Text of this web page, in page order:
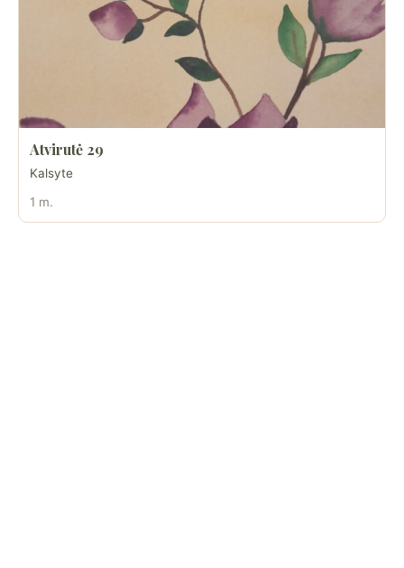
Atvirutė 29
Kalsyte
1 m.